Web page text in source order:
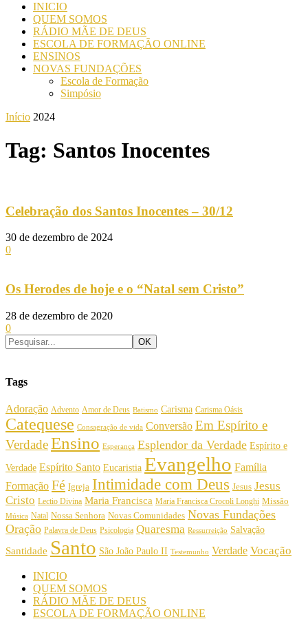
INICIO
QUEM SOMOS
RÁDIO MÃE DE DEUS
ESCOLA DE FORMAÇÃO ONLINE
ENSINOS
NOVAS FUNDAÇÕES
Escola de Formação
Simpósio
Início 2024
Tag: Santos Inocentes
Celebração dos Santos Inocentes – 30/12
30 de dezembro de 2024
0
Os Herodes de hoje e o “Natal sem Cristo”
28 de dezembro de 2020
0
Tags
Adoração Advento Amor de Deus Batismo Carisma Carisma Oásis
Catequese Consagração de vida Conversão Em Espírito e
VerdadeEnsino Esperança Esplendor da Verdade Espírito e
Verdade Espírito Santo Eucaristia Evangelho Família
Formação Fé Igreja Intimidade com Deus Jesus Jesus
Cristo Lectio Divina Maria Francisca Maria Francisca Crocoli Longhi Missão
Música Natal Nossa Senhora Novas Comunidades Novas Fundações
Oração Palavra de Deus Psicologia Quaresma Ressurreição Salvação
Santidade Santo São João Paulo II Testemunho Verdade Vocação
INICIO
QUEM SOMOS
RÁDIO MÃE DE DEUS
ESCOLA DE FORMAÇÃO ONLINE